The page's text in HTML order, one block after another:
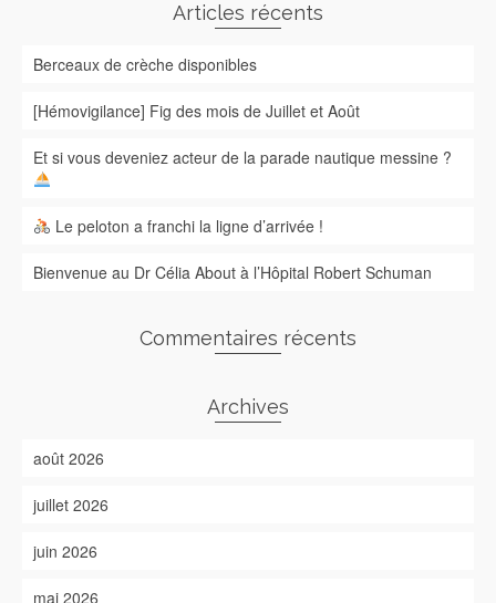
Articles récents
Berceaux de crèche disponibles
[Hémovigilance] Fig des mois de Juillet et Août
Et si vous deveniez acteur de la parade nautique messine ?
Le peloton a franchi la ligne d’arrivée !
Bienvenue au Dr Célia About à l’Hôpital Robert Schuman
Commentaires récents
Archives
août 2026
juillet 2026
juin 2026
mai 2026